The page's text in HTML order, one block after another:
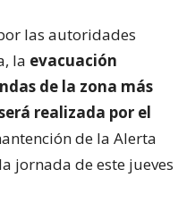
las autoridades
la evacuación
de la zona más
realizada por el
de la Alerta
jornada de este jueves